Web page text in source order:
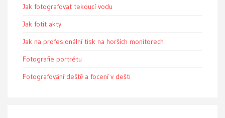
Jak fotografovat tekoucí vodu
Jak fotit akty
Jak na profesionální tisk na horších monitorech
Fotografie portrétu
Fotografování deště a focení v dešti